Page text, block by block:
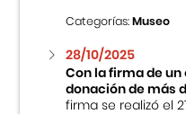
Categorías:Museo
28/10/2025
Con la firma de
donación de más
firma se realizó el